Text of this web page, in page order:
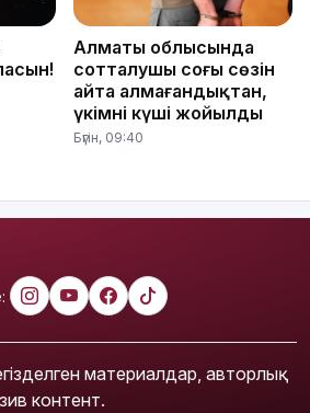
Алматы облысында
сотталушы соңғы сөзін
айта алмағандықтан,
үкімнің күші жойылды
Бүгін, 09:40
материалдар, авторлық
контент.